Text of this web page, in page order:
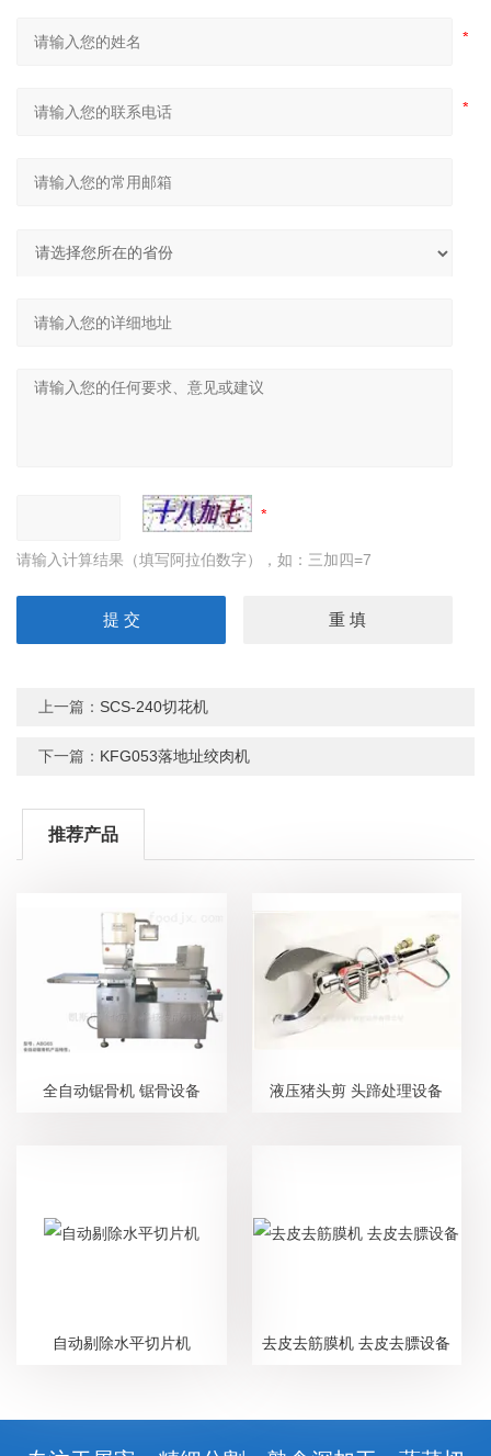
请输入计算结果（填写阿拉伯数字），如：三加四=7
上一篇： SCS-240切花机
下一篇： KFG053落地址绞肉机
推荐产品
全自动锯骨机 锯骨设备 液压猪头剪 头蹄处理设备
自动剔除水平切片机 去皮去筋膜机 去皮去膘设备